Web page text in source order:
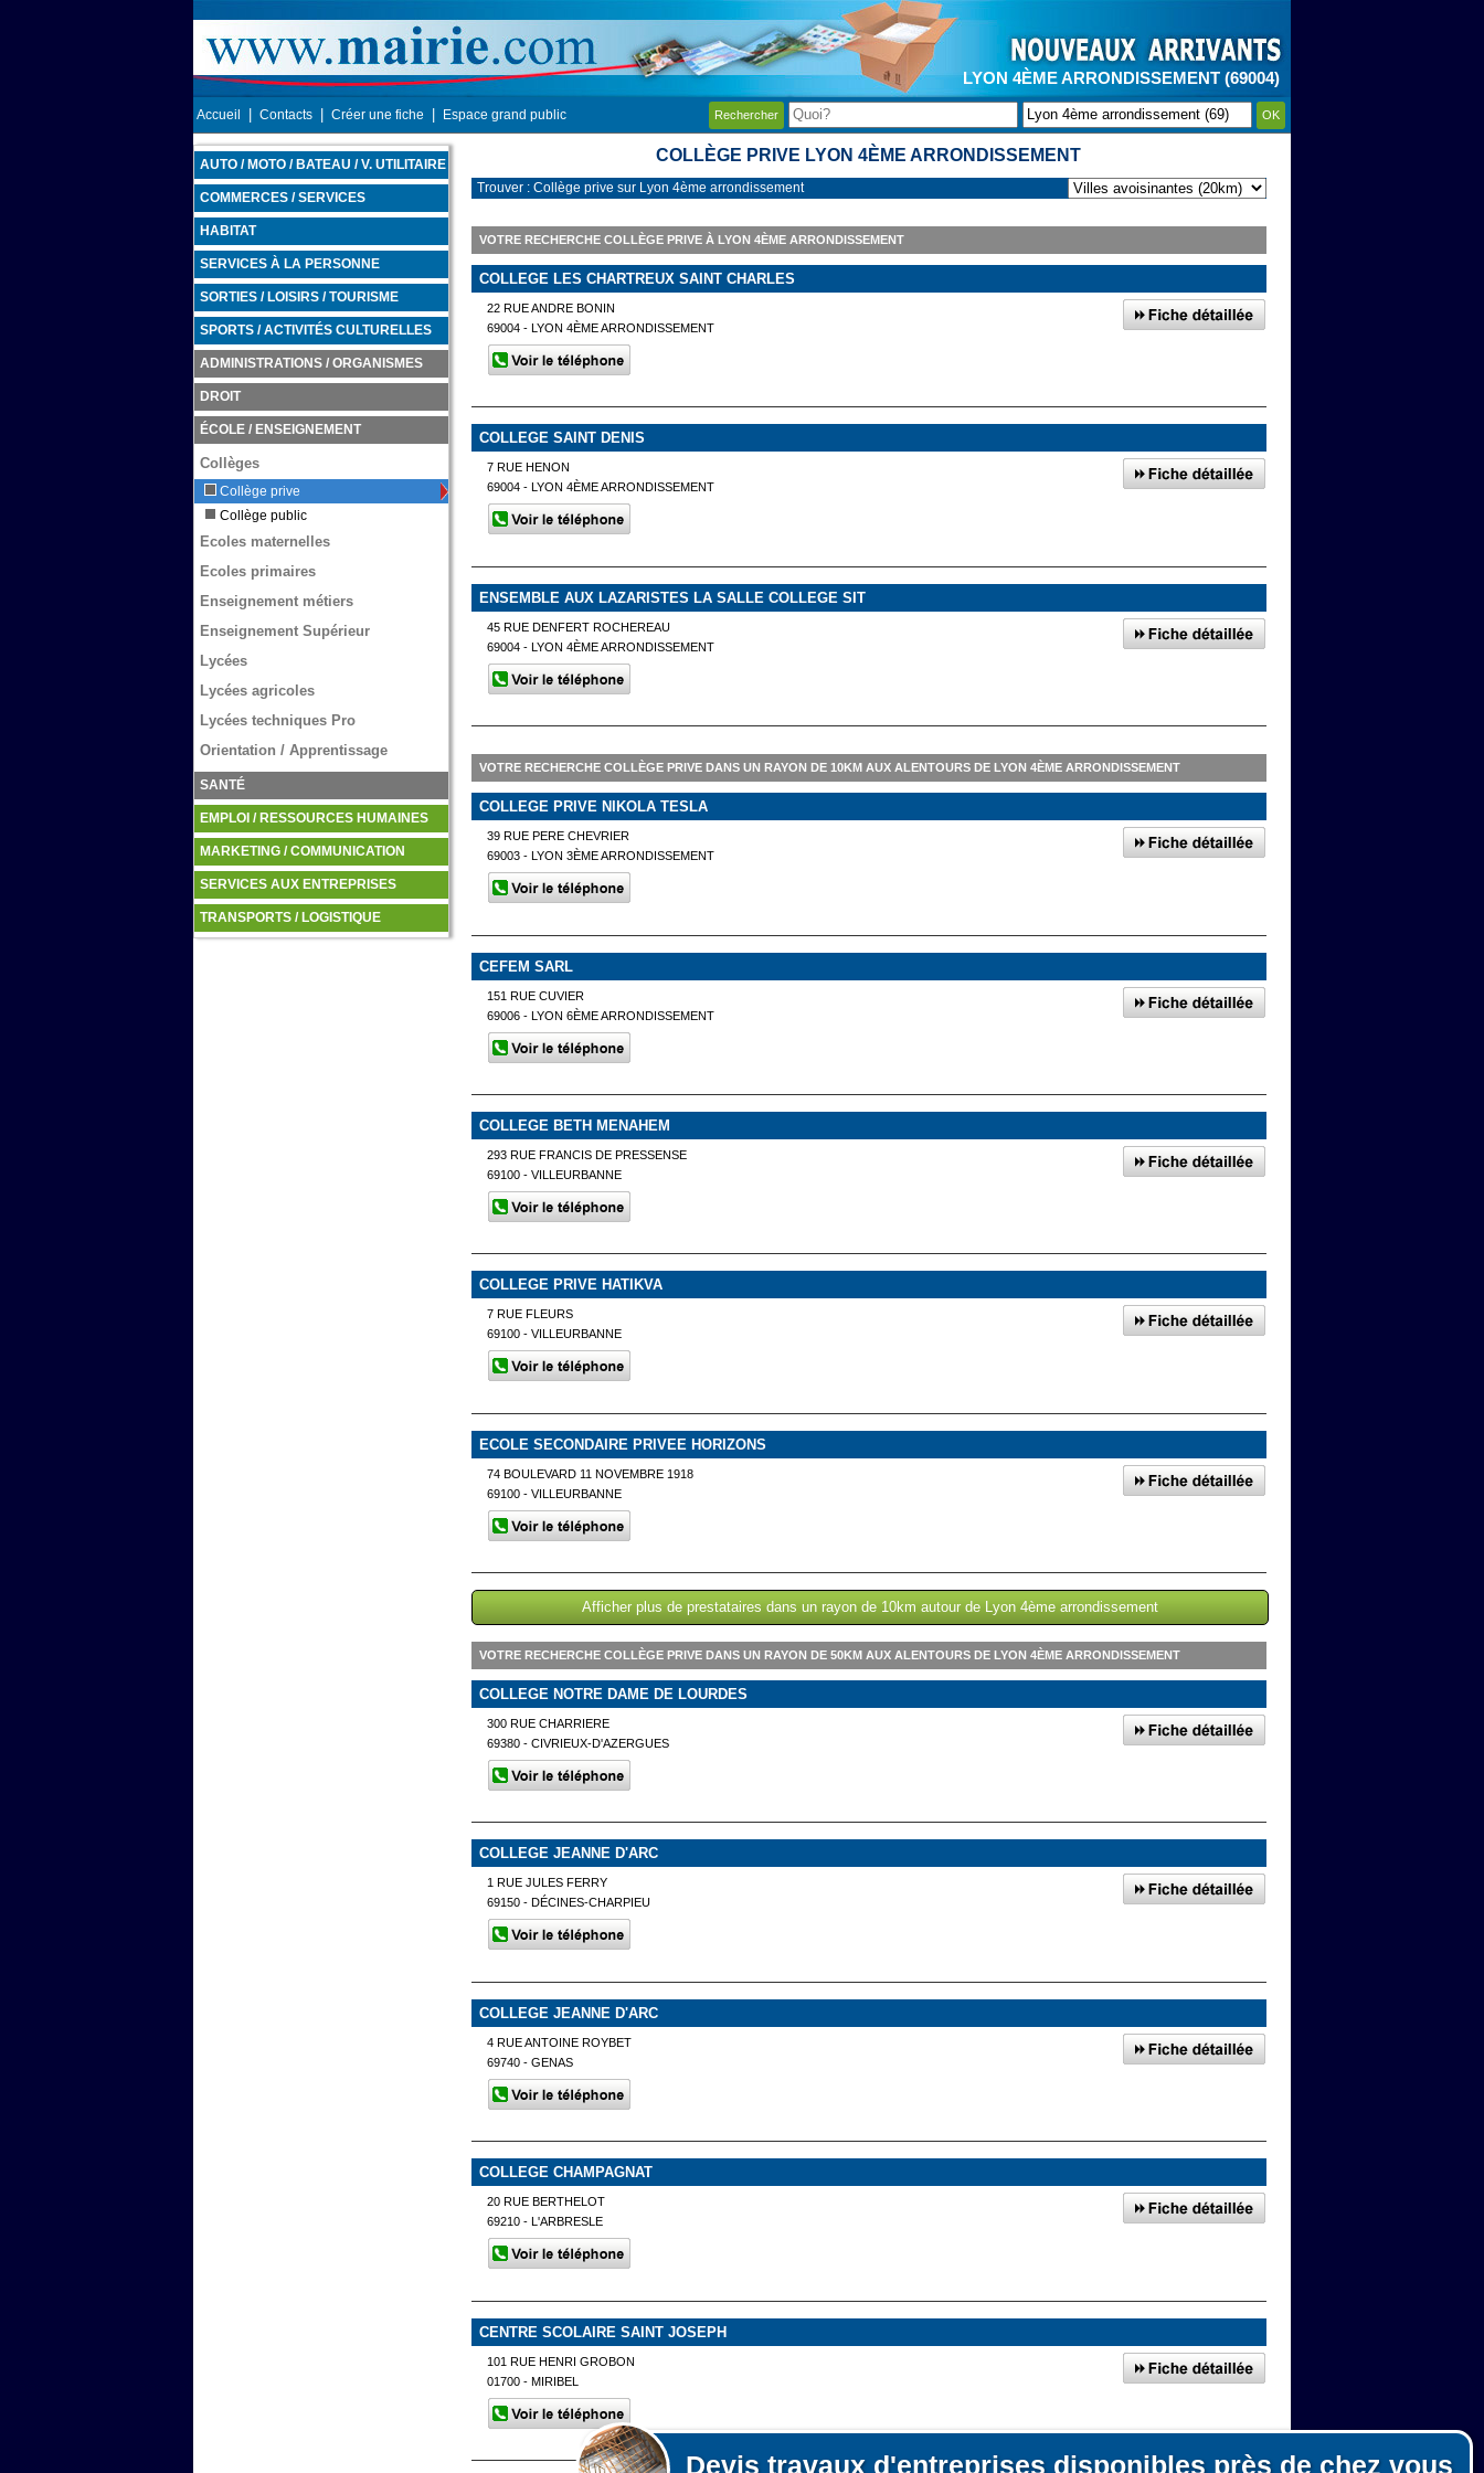
LYON 4ÈME ARRONDISSEMENT (69004)
Accueil Contacts Créer une fiche Espace grand public Rechercher OK
AUTO / MOTO / BATEAU / V. UTILITAIRE
COMMERCES / SERVICES
HABITAT
SERVICES À LA PERSONNE
SORTIES / LOISIRS / TOURISME
SPORTS / ACTIVITÉS CULTURELLES
ADMINISTRATIONS / ORGANISMES
DROIT
ÉCOLE / ENSEIGNEMENT
Collèges
Collège prive
Collège public
Ecoles maternelles
Ecoles primaires
Enseignement métiers
Enseignement Supérieur
Lycées
Lycées agricoles
Lycées techniques Pro
Orientation / Apprentissage
SANTÉ
EMPLOI / RESSOURCES HUMAINES
MARKETING / COMMUNICATION
SERVICES AUX ENTREPRISES
TRANSPORTS / LOGISTIQUE
COLLÈGE PRIVE LYON 4ÈME ARRONDISSEMENT
Devis travaux d'entreprises disponibles près de chez vous
Trouver : Collège prive sur Lyon 4ème arrondissement
VOTRE RECHERCHE COLLÈGE PRIVE À LYON 4ÈME ARRONDISSEMENT
COLLEGE LES CHARTREUX SAINT CHARLES
22 RUE ANDRE BONIN
69004 - LYON 4ÈME ARRONDISSEMENT
COLLEGE SAINT DENIS
7 RUE HENON
69004 - LYON 4ÈME ARRONDISSEMENT
ENSEMBLE AUX LAZARISTES LA SALLE COLLEGE SIT
45 RUE DENFERT ROCHEREAU
69004 - LYON 4ÈME ARRONDISSEMENT
VOTRE RECHERCHE COLLÈGE PRIVE DANS UN RAYON DE 10KM AUX ALENTOURS DE LYON 4ÈME ARRONDISSEMENT
COLLEGE PRIVE NIKOLA TESLA
39 RUE PERE CHEVRIER
69003 - LYON 3ÈME ARRONDISSEMENT
CEFEM SARL
151 RUE CUVIER
69006 - LYON 6ÈME ARRONDISSEMENT
COLLEGE BETH MENAHEM
293 RUE FRANCIS DE PRESSENSE
69100 - VILLEURBANNE
COLLEGE PRIVE HATIKVA
7 RUE FLEURS
69100 - VILLEURBANNE
ECOLE SECONDAIRE PRIVEE HORIZONS
74 BOULEVARD 11 NOVEMBRE 1918
69100 - VILLEURBANNE
Afficher plus de prestataires dans un rayon de 10km autour de Lyon 4ème arrondissement
VOTRE RECHERCHE COLLÈGE PRIVE DANS UN RAYON DE 50KM AUX ALENTOURS DE LYON 4ÈME ARRONDISSEMENT
COLLEGE NOTRE DAME DE LOURDES
300 RUE CHARRIERE
69380 - CIVRIEUX-D'AZERGUES
COLLEGE JEANNE D'ARC
1 RUE JULES FERRY
69150 - DÉCINES-CHARPIEU
COLLEGE JEANNE D'ARC
4 RUE ANTOINE ROYBET
69740 - GENAS
COLLEGE CHAMPAGNAT
20 RUE BERTHELOT
69210 - L'ARBRESLE
CENTRE SCOLAIRE SAINT JOSEPH
101 RUE HENRI GROBON
01700 - MIRIBEL